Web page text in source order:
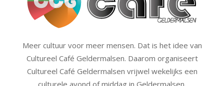
Meer cultuur voor meer mensen. Dat is het idee van
Cultureel Café Geldermalsen. Daarom organiseert
Cultureel Café Geldermalsen vrijwel wekelijks een
culturele avond of middag in Geldermalsen.